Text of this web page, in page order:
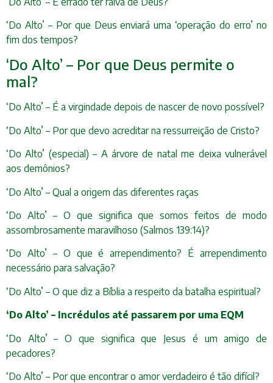
‘Do Alto’ – Por que Deus enviará uma ‘operação do erro’ no
fim dos tempos?
‘Do Alto’ – Por que Deus permite o
mal?
‘Do Alto’ – É a virgindade depois de nascer de novo possível?
‘Do Alto’ – Por que devo acreditar na ressurreição de Cristo?
‘Do Alto’ (especial) – A árvore de natal me deixa vulnerável
aos demônios?
‘Do Alto’ – Qual a origem das diferentes raças
‘Do Alto’ – O que significa que somos feitos de modo
assombrosamente maravilhoso (Salmos 139:14)?
‘Do Alto’ – O que é arrependimento? É arrependimento
necessário para salvação?
‘Do Alto’ – O que diz a Bíblia a respeito da batalha espiritual?
‘Do Alto’ – Incrédulos até passarem por uma EQM
‘Do Alto’ – O que significa que Jesus é um amigo de
pecadores?
‘Do Alto’ – Por que encontrar o amor verdadeiro é tão difícil?